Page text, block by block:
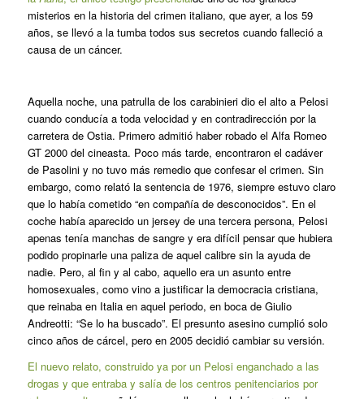
misterios en la historia del crimen italiano, que ayer, a los 59
años, se llevó a la tumba todos sus secretos cuando falleció a
causa de un cáncer.
Aquella noche, una patrulla de los carabinieri dio el alto a Pelosi
cuando conducía a toda velocidad y en contradirección por la
carretera de Ostia. Primero admitió haber robado el Alfa Romeo
GT 2000 del cineasta. Poco más tarde, encontraron el cadáver
de Pasolini y no tuvo más remedio que confesar el crimen. Sin
embargo, como relató la sentencia de 1976, siempre estuvo claro
que lo había cometido “en compañía de desconocidos”. En el
coche había aparecido un jersey de una tercera persona, Pelosi
apenas tenía manchas de sangre y era difícil pensar que hubiera
podido propinarle una paliza de aquel calibre sin la ayuda de
nadie. Pero, al fin y al cabo, aquello era un asunto entre
homosexuales, como vino a justificar la democracia cristiana,
que reinaba en Italia en aquel periodo, en boca de Giulio
Andreotti: “Se lo ha buscado”. El presunto asesino cumplió solo
cinco años de cárcel, pero en 2005 decidió cambiar su versión.
El nuevo relato, construido ya por un Pelosi enganchado a las
drogas y que entraba y salía de los centros penitenciarios por